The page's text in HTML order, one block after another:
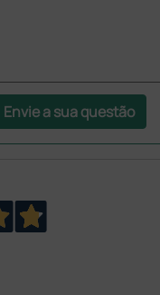
Envie a sua questão